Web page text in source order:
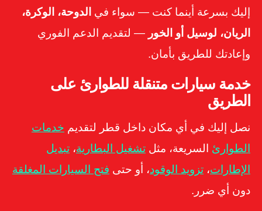
إليك بسرعة أينما كنت — سواء في الدوحة، الوكرة،
الريان، لوسيل أو الخور — لتقديم الدعم الفوري
وإعادتك للطريق بأمان.
خدمة سيارات متنقلة للطوارئ على
الطريق
نصل إليك في أي مكان داخل قطر لتقديم خدمات
الطوارئ السريعة، مثل تشغيل البطارية، تبديل
الإطارات، تزويد الوقود، أو حتى فتح السيارات المغلقة
دون أي ضرر.